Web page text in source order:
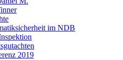
­im NDB
2019